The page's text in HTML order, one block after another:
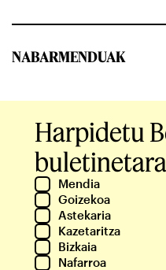
NABARMENDUAK
Harpidetu
buletinetara
Mendia
Goizekoa
Astekaria
Kazetaritza
Bizkaia
Nafarroa